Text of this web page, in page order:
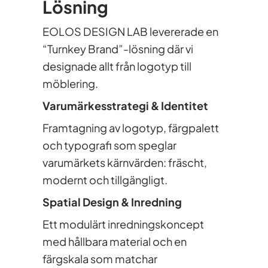
Lösning
EOLOS DESIGN LAB levererade en
“Turnkey Brand”-lösning där vi
designade allt från logotyp till
möblering.
Varumärkesstrategi & Identitet
Framtagning av logotyp, färgpalett
och typografi som speglar
varumärkets kärnvärden: fräscht,
modernt och tillgängligt.
Spatial Design & Inredning
Ett modulärt inredningskoncept
med hållbara material och en
färgskala som matchar